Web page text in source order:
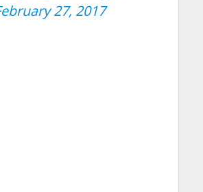
27, 2017